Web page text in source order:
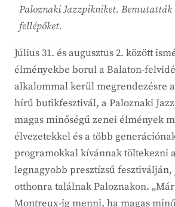
Paloznaki Jazzpikniket. Bemutatták
fellépőket.
Július 31. és augusztus 2. között
élményekbe borul a Balaton-
alkalommal kerül megrendezésre
hírű butikfesztivál, a Paloznaki
magas minőségű zenei élmények
élvezetekkel és a több
programokkal kívánnak töltekezni
legnagyobb presztízsű
otthonra találnak Paloznakon.
Montreux-ig menni, ha magas